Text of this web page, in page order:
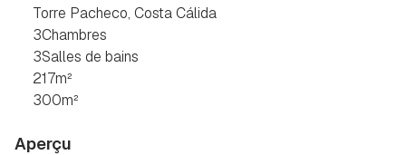
Torre Pacheco, Costa Cálida
3Chambres
3Salles de bains
217m²
300m²
Aperçu